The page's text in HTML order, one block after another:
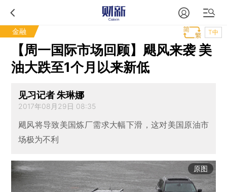
金融 T中
【周一国际市场回顾】飓风来袭 美
油大跌至1个月以来新低
见习记者 朱琳娜
2017年08月29日 08:35
飓风将导致美国炼厂需求大幅下滑，这对美国原油市
场极为不利
原图